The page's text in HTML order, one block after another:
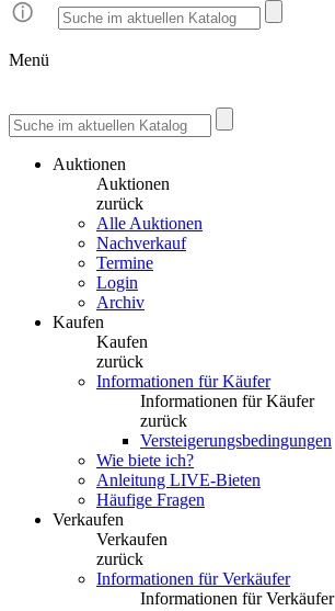
Menü
Auktionen
Auktionen
zurück
Alle Auktionen
Nachverkauf
Termine
Login
Archiv
Kaufen
Kaufen
zurück
Informationen für Käufer
Informationen für Käufer
zurück
Versteigerungsbedingungen
Wie biete ich?
Anleitung LIVE-Bieten
Häufige Fragen
Verkaufen
Verkaufen
zurück
Informationen für Verkäufer
Informationen für Verkäufer